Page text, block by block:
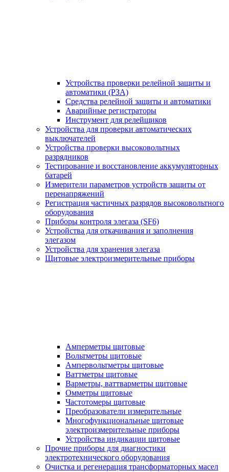
Устройства проверки релейной защиты и
автоматики (РЗА)
Средства релейной защиты и автоматики
Аварийные регистраторы
Инструмент для релейщиков
Устройства для проверки автоматических
выключателей
Устройства проверки высоковольтных
разрядников
Тестирование и восстановление аккумуляторных
батарей
Измерители параметров устройств защиты от
перенапряжений
Регистрация частичных разрядов высоковольтного
оборудования
Приборы контроля элегаза (SF6)
Устройства для откачивания и заполнения
элегазом
Устройства для хранения элегаза
Щитовые электроизмерительные приборы
Амперметры щитовые
Вольтметры щитовые
Ампервольтметры щитовые
Ваттметры щитовые
Варметры, ваттварметры щитовые
Омметры щитовые
Частотомеры щитовые
Преобразователи измерительные
Многофункциональные щитовые
электроизмерительные приборы
Устройства индикации щитовые
Прочие приборы для диагностики
электротехнического оборудования
Очистка и регенерация трансформаторных масел